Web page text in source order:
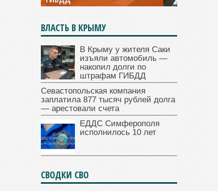
ВЛАСТЬ В КРЫМУ
В Крыму у жителя Саки
изъяли автомобиль —
накопил долги по
штрафам ГИБДД
Севастопольская компания
заплатила 877 тысяч рублей долга
— арестовали счета
ЕДДС Симферополя
исполнилось 10 лет
СВОДКИ СВО